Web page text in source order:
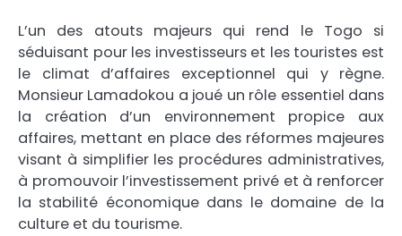
L’un des atouts majeurs qui rend le Togo si
séduisant pour les investisseurs et les touristes est
le climat d’affaires exceptionnel qui y règne.
Monsieur Lamadokou a joué un rôle essentiel dans
la création d’un environnement propice aux
affaires, mettant en place des réformes majeures
visant à simplifier les procédures administratives,
à promouvoir l’investissement privé et à renforcer
la stabilité économique dans le domaine de la
culture et du tourisme.